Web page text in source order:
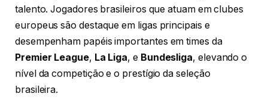
talento. Jogadores brasileiros que atuam em clubes
europeus são destaque em ligas principais e
desempenham papéis importantes em times da
Premier League, La Liga, e Bundesliga, elevando o
nível da competição e o prestígio da seleção
brasileira.